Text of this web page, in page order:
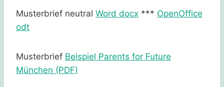
Musterbrief neutral Word docx *** OpenOffice
odt
Musterbrief Beispiel Parents for Future
München (PDF)